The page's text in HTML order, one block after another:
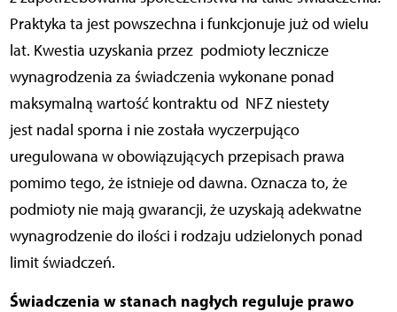
Praktyka ta jest powszechna i funkcjonuje już od wielu
lat. Kwestia uzyskania przez podmioty lecznicze
wynagrodzenia za świadczenia wykonane ponad
maksymalną wartość kontraktu od NFZ niestety
jest nadal sporna i nie została wyczerpująco
uregulowana w obowiązujących przepisach prawa
pomimo tego, że istnieje od dawna. Oznacza to, że
podmioty nie mają gwarancji, że uzyskają adekwatne
wynagrodzenie do ilości i rodzaju udzielonych ponad
limit świadczeń.
Świadczenia w stanach nagłych reguluje prawo